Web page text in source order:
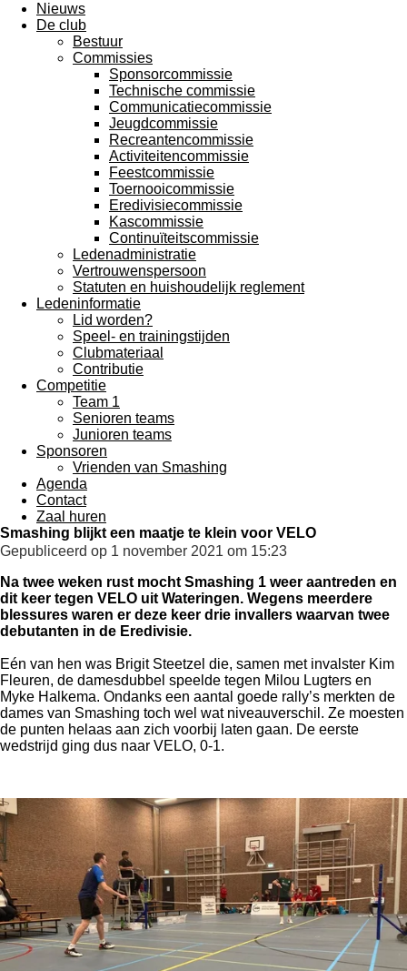
Nieuws
De club
Bestuur
Commissies
Sponsorcommissie
Technische commissie
Communicatiecommissie
Jeugdcommissie
Recreantencommissie
Activiteitencommissie
Feestcommissie
Toernooicommissie
Eredivisiecommissie
Kascommissie
Continuïteitscommissie
Ledenadministratie
Vertrouwenspersoon
Statuten en huishoudelijk reglement
Ledeninformatie
Lid worden?
Speel- en trainingstijden
Clubmateriaal
Contributie
Competitie
Team 1
Senioren teams
Junioren teams
Sponsoren
Vrienden van Smashing
Agenda
Contact
Zaal huren
Smashing blijkt een maatje te klein voor VELO
Gepubliceerd op 1 november 2021 om 15:23
Na twee weken rust mocht Smashing 1 weer aantreden en
dit keer tegen VELO uit Wateringen. Wegens meerdere
blessures waren er deze keer drie invallers waarvan twee
debutanten in de Eredivisie.
Eén van hen was Brigit Steetzel die, samen met invalster Kim
Fleuren, de damesdubbel speelde tegen Milou Lugters en
Myke Halkema. Ondanks een aantal goede rally’s merkten de
dames van Smashing toch wel wat niveauverschil. Ze moesten
de punten helaas aan zich voorbij laten gaan. De eerste
wedstrijd ging dus naar VELO, 0-1.